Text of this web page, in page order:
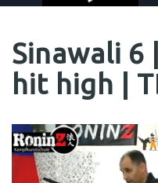
Sinawali 6
hit high |